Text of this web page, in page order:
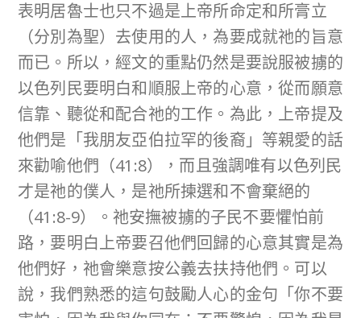
表明居魯士也只不過是上帝所命定和所膏立
（分別為聖）去使用的人，為要成就祂的旨意
而已。所以，經文的重點仍然是要說服被擄的
以色列民要明白和順服上帝的心意，從而願意
信靠、聽從和配合祂的工作。為此，上帝提及
他們是「我朋友亞伯拉罕的後裔」等親愛的話
來勸喻他們（41:8），而且強調唯有以色列民
才是祂的僕人，是祂所揀選和不會棄絕的
（41:8-9）。祂安撫被擄的子民不要懼怕前
路，要明白上帝要召他們回歸的心意其實是為
他們好，祂會樂意按公義去扶持他們。可以
說，我們熟悉的這句鼓勵人心的金句「你不要